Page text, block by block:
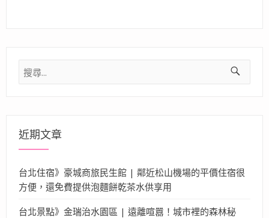
搜
尋
近期文章
台北住宿》豪城商旅民生館 | 鄰近松山機場的平價住宿很
方便，還免費提供泡麵餅乾茶水供享用
台北景點》金瑞治水園區 | 遠離喧囂！城市裡的森林秘